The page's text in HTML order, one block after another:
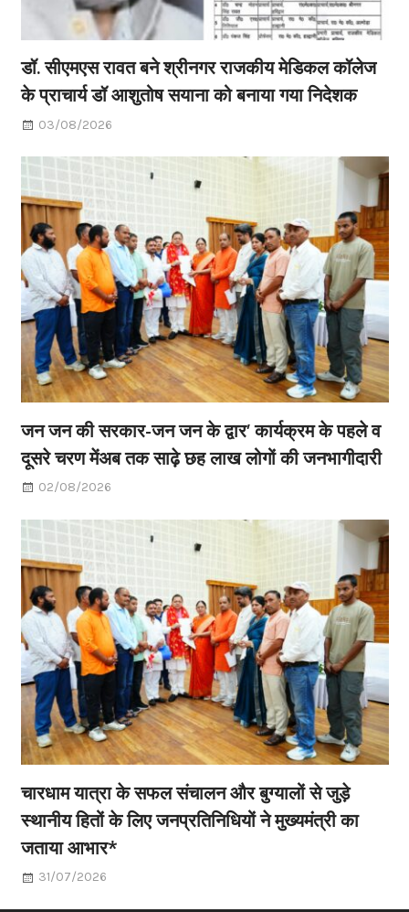
डॉ. सीएमएस रावत बने श्रीनगर राजकीय मेडिकल कॉलेज
के प्राचार्य डॉ आशुतोष सयाना को बनाया गया निदेशक
03/08/2026
जन जन की सरकार-जन जन के द्वार’ कार्यक्रम के पहले व
दूसरे चरण मेंअब तक साढ़े छह लाख लोगों की जनभागीदारी
02/08/2026
चारधाम यात्रा के सफल संचालन और बुग्यालों से जुड़े
स्थानीय हितों के लिए जनप्रतिनिधियों ने मुख्यमंत्री का
जताया आभार*
31/07/2026